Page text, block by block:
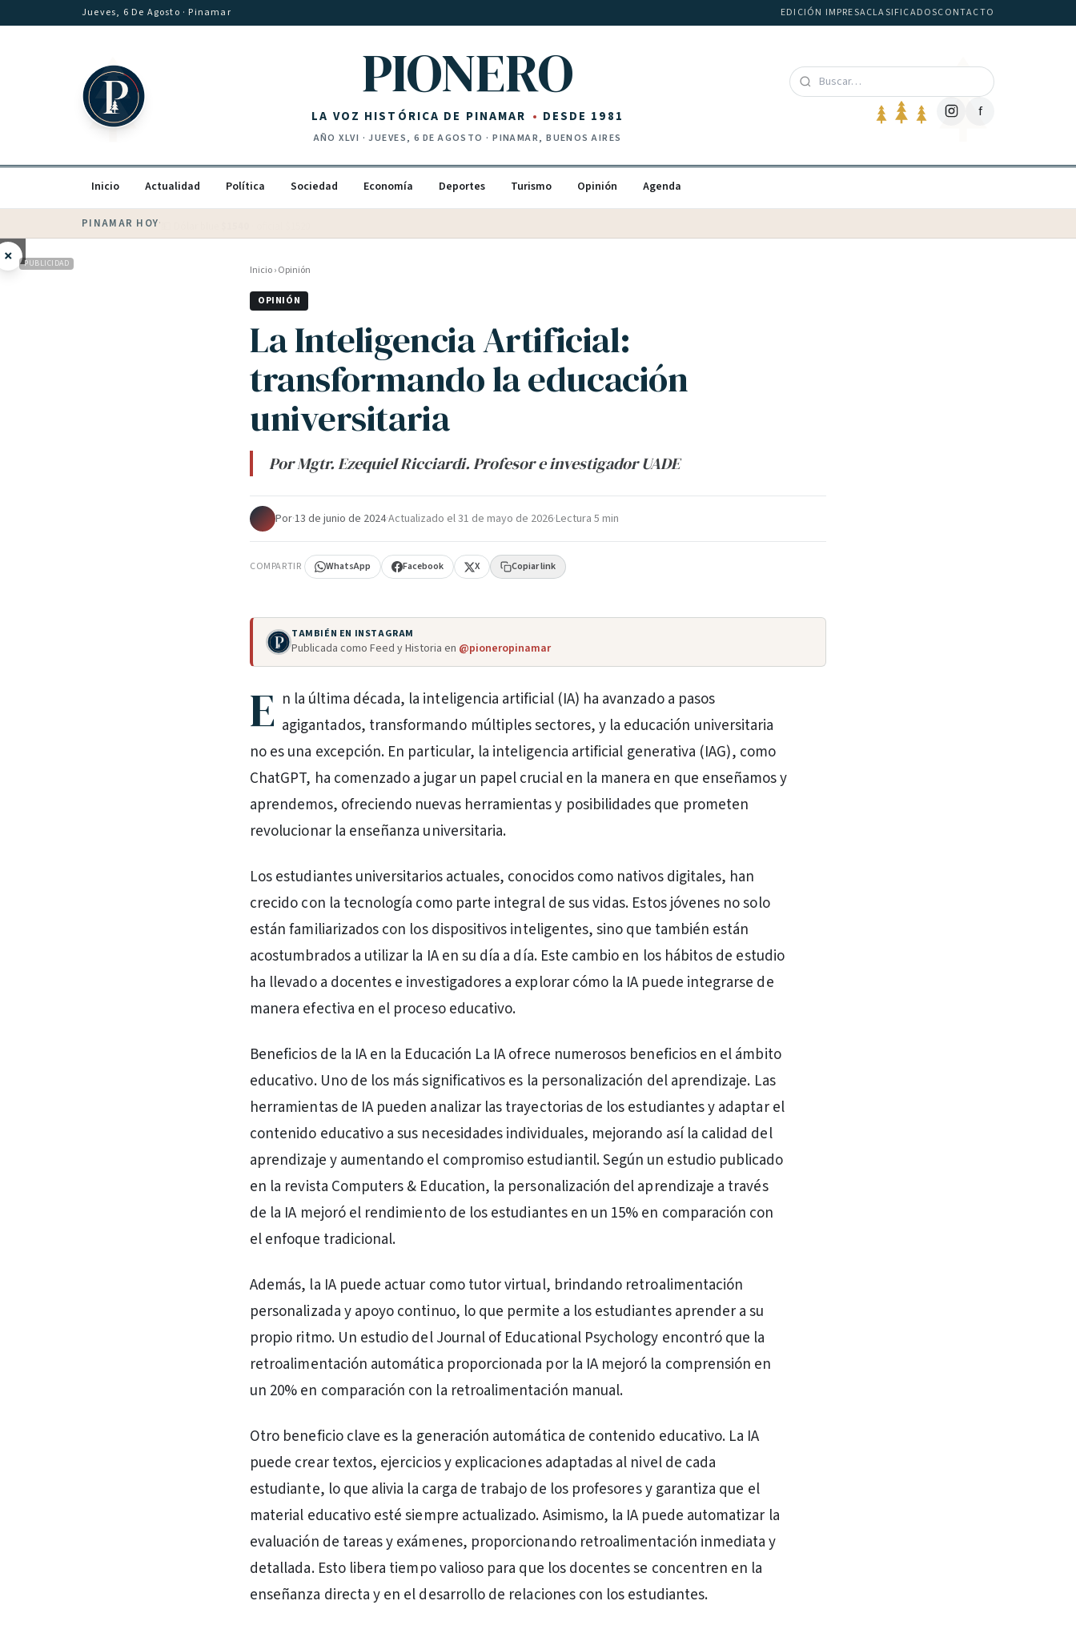
Saltar al contenidoJueves, 6 De Agosto · Pinamar EDICIÓN IMPRESACLASIFICADOSCONTACTO
PIONERO
LA VOZ HISTÓRICA DE PINAMAR DESDE 1981
AÑOXLVI ·JUEVES, 6 DE AGOSTO · PINAMAR, BUENOS AIRES
f
Inicio Actualidad Política Sociedad Economía Deportes Turismo Opinión Agenda
PINAMAR HOY·
× PUBLICIDAD Inicio›Opinión
OPINIÓN
La Inteligencia Artificial:
transformando la educación
universitaria
Por Mgtr. Ezequiel Ricciardi. Profesor e investigador UADE
Por·13 de junio de 2024·Actualizado el31 de mayo de 2026·Lectura 5 min
COMPARTIR WhatsApp Facebook X Copiar link
TAMBIÉN EN INSTAGRAM
Publicada como Feed y Historia en @pioneropinamar
E n la última década, la inteligencia artificial (IA) ha avanzado a pasos
agigantados, transformando múltiples sectores, y la educación universitaria
no es una excepción. En particular, la inteligencia artificial generativa (IAG), como
ChatGPT, ha comenzado a jugar un papel crucial en la manera en que enseñamos y
aprendemos, ofreciendo nuevas herramientas y posibilidades que prometen
revolucionar la enseñanza universitaria.
Los estudiantes universitarios actuales, conocidos como nativos digitales, han
crecido con la tecnología como parte integral de sus vidas. Estos jóvenes no solo
están familiarizados con los dispositivos inteligentes, sino que también están
acostumbrados a utilizar la IA en su día a día. Este cambio en los hábitos de estudio
ha llevado a docentes e investigadores a explorar cómo la IA puede integrarse de
manera efectiva en el proceso educativo.
Beneficios de la IA en la Educación La IA ofrece numerosos beneficios en el ámbito
educativo. Uno de los más significativos es la personalización del aprendizaje. Las
herramientas de IA pueden analizar las trayectorias de los estudiantes y adaptar el
contenido educativo a sus necesidades individuales, mejorando así la calidad del
aprendizaje y aumentando el compromiso estudiantil. Según un estudio publicado
en la revista Computers & Education, la personalización del aprendizaje a través
de la IA mejoró el rendimiento de los estudiantes en un 15% en comparación con
el enfoque tradicional.
Además, la IA puede actuar como tutor virtual, brindando retroalimentación
personalizada y apoyo continuo, lo que permite a los estudiantes aprender a su
propio ritmo. Un estudio del Journal of Educational Psychology encontró que la
retroalimentación automática proporcionada por la IA mejoró la comprensión en
un 20% en comparación con la retroalimentación manual.
Otro beneficio clave es la generación automática de contenido educativo. La IA
puede crear textos, ejercicios y explicaciones adaptadas al nivel de cada
estudiante, lo que alivia la carga de trabajo de los profesores y garantiza que el
material educativo esté siempre actualizado. Asimismo, la IA puede automatizar la
evaluación de tareas y exámenes, proporcionando retroalimentación inmediata y
detallada. Esto libera tiempo valioso para que los docentes se concentren en la
enseñanza directa y en el desarrollo de relaciones con los estudiantes.